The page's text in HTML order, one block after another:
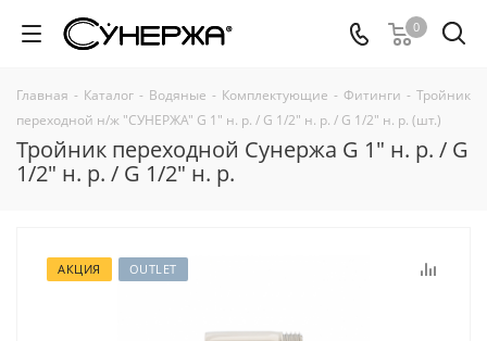
0
Главная - Каталог - Водяные - Комплектующие - Фитинги - Тройник
переходной н/ж "СУНЕРЖА" G 1" н. р. / G 1/2" н. р. / G 1/2" н. р. (шт.)
Тройник переходной Сунержа G 1" н. р. / G
1/2" н. р. / G 1/2" н. р.
АКЦИЯ OUTLET